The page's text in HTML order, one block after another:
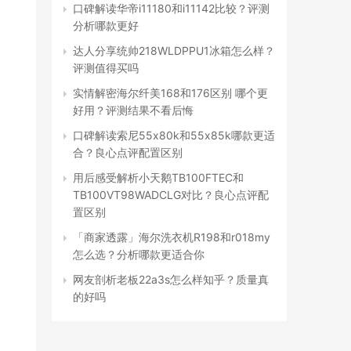
口碑解读华帝i11180和i11142比较？评测
分析哪款更好
达人分享统帅218WLDPPU1冰箱怎么样？
评测值得买吗
实情解密海尔纤美168和176区别 哪个更
好用？评测结果不看后悔
口碑解读索尼55x80k和55x85k哪款更适
合？良心点评配置区别
用后感受解析小天鹅TB100FTEC和
TB100VT98WADCLG对比？良心点评配
置区别
「商家透露」海尔洗衣机R198和r018my
怎么选？分析哪款更适合你
网友剖析老板22a3s怎么样知乎？质量真
的好吗